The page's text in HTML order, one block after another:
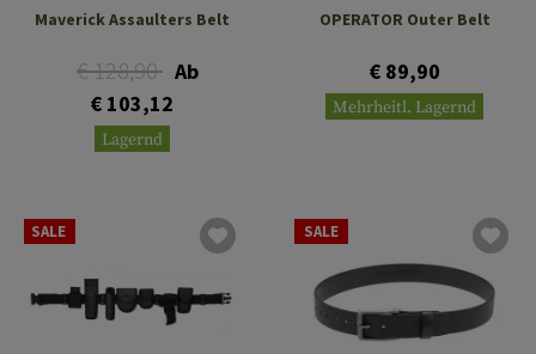
Maverick Assaulters Belt
€ 128,90 Ab
€ 103,12
Lagernd
OPERATOR Outer Belt
€ 89,90
Mehrheitl. Lagernd
SALE SALE